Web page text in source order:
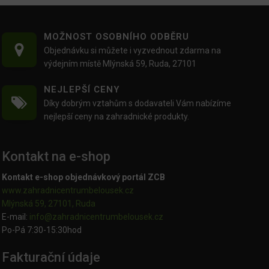
MOŽNOST OSOBNÍHO ODBĚRU
Objednávku si můžete i vyzvednout zdarma na
výdejním místě Mlýnská 59, Ruda, 27101
NEJLEPŠÍ CENY
Díky dobrým vztahům s dodavateli Vám nabízíme
nejlepší ceny na zahradnické produkty.
Kontakt na e-shop
Kontakt e-shop objednávkový portál ZCB
www.zahradnicentrumbelousek.cz
Mlýnská 59, 27101, Ruda
E-mail: info@zahradnicentrumbelousek.cz
Po-Pá 7:30-15:30hod
Fakturační údaje